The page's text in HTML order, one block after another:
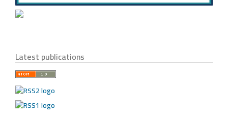
Latest publications